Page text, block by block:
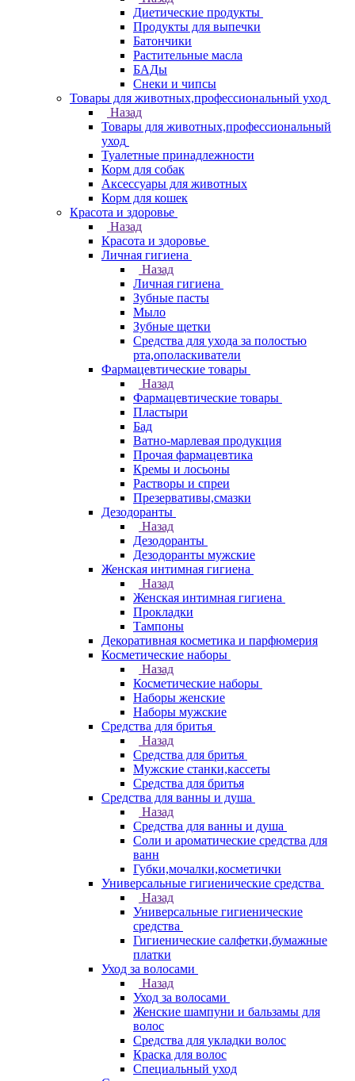
Диетические продукты
Продукты для выпечки
Батончики
Растительные масла
БАДы
Снеки и чипсы
Товары для животных,профессиональный уход
Назад
Товары для животных,профессиональный
уход
Туалетные принадлежности
Корм для собак
Аксессуары для животных
Корм для кошек
Красота и здоровье
Назад
Красота и здоровье
Личная гигиена
Назад
Личная гигиена
Зубные пасты
Мыло
Зубные щетки
Средства для ухода за полостью
рта,ополаскиватели
Фармацевтические товары
Назад
Фармацевтические товары
Пластыри
Бад
Ватно-марлевая продукция
Прочая фармацевтика
Кремы и лосьоны
Растворы и спреи
Презервативы,смазки
Дезодоранты
Назад
Дезодоранты
Дезодоранты мужские
Женская интимная гигиена
Назад
Женская интимная гигиена
Прокладки
Тампоны
Декоративная косметика и парфюмерия
Косметические наборы
Назад
Косметические наборы
Наборы женские
Наборы мужские
Средства для бритья
Назад
Средства для бритья
Мужские станки,кассеты
Средства для бритья
Средства для ванны и душа
Назад
Средства для ванны и душа
Соли и ароматические средства для
ванн
Губки,мочалки,косметички
Универсальные гигиенические средства
Назад
Универсальные гигиенические
средства
Гигиенические салфетки,бумажные
платки
Уход за волосами
Назад
Уход за волосами
Женские шампуни и бальзамы для
волос
Средства для укладки волос
Краска для волос
Специальный уход